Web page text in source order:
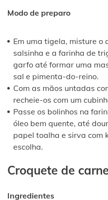
Modo de preparo
Em uma tigela, misture o
salsinha e a farinha de
garfo até formar uma
sal e pimenta-do-reino.
Com as mãos untadas
recheie-os com um
Passe os bolinhos na
óleo bem quente, até
papel toalha e sirva com
escolha.
Croquete de
Ingredientes